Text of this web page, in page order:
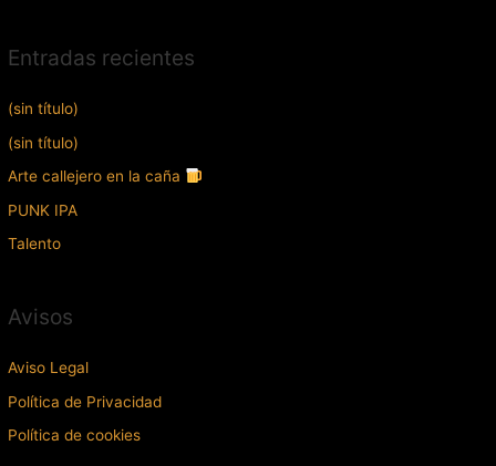
Entradas recientes
(sin título)
(sin título)
Arte callejero en la caña
PUNK IPA
Talento
Avisos
Aviso Legal
Política de Privacidad
Política de cookies